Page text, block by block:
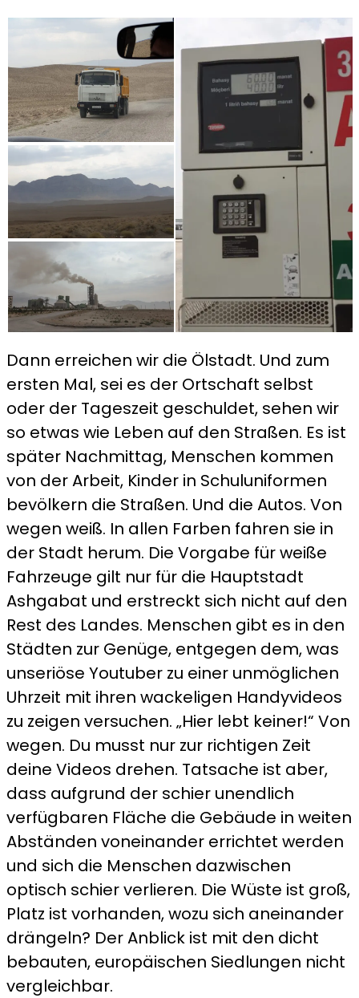
Dann erreichen wir die Ölstadt. Und zum
ersten Mal, sei es der Ortschaft selbst
oder der Tageszeit geschuldet, sehen wir
so etwas wie Leben auf den Straßen. Es ist
später Nachmittag, Menschen kommen
von der Arbeit, Kinder in Schuluniformen
bevölkern die Straßen. Und die Autos. Von
wegen weiß. In allen Farben fahren sie in
der Stadt herum. Die Vorgabe für weiße
Fahrzeuge gilt nur für die Hauptstadt
Ashgabat und erstreckt sich nicht auf den
Rest des Landes. Menschen gibt es in den
Städten zur Genüge, entgegen dem, was
unseriöse Youtuber zu einer unmöglichen
Uhrzeit mit ihren wackeligen Handyvideos
zu zeigen versuchen. „Hier lebt keiner!“ Von
wegen. Du musst nur zur richtigen Zeit
deine Videos drehen. Tatsache ist aber,
dass aufgrund der schier unendlich
verfügbaren Fläche die Gebäude in weiten
Abständen voneinander errichtet werden
und sich die Menschen dazwischen
optisch schier verlieren. Die Wüste ist groß,
Platz ist vorhanden, wozu sich aneinander
drängeln? Der Anblick ist mit den dicht
bebauten, europäischen Siedlungen nicht
vergleichbar.